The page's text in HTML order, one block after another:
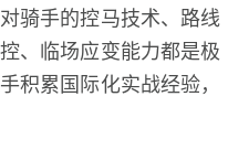
骑手的控马技术、路线
、临场应变能力都是极
积累国际化实战经验，